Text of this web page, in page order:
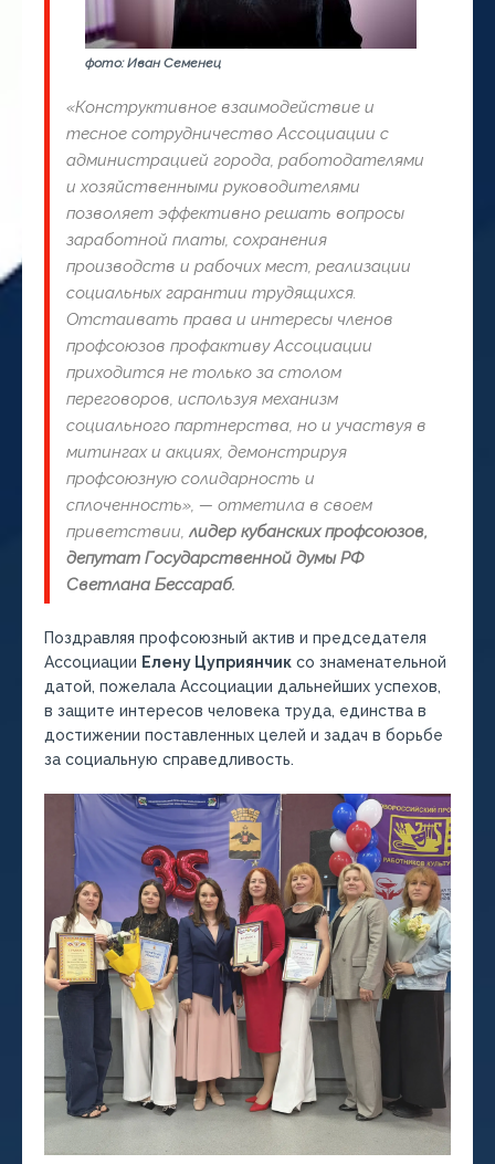
фото: Иван Семенец
«Конструктивное взаимодействие и
тесное сотрудничество Ассоциации с
администрацией города, работодателями
и хозяйственными руководителями
позволяет эффективно решать вопросы
заработной платы, сохранения
производств и рабочих мест, реализации
социальных гарантии трудящихся.
Отстаивать права и интересы членов
профсоюзов профактиву Ассоциации
приходится не только за столом
переговоров, используя механизм
социального партнерства, но и участвуя в
митингах и акциях, демонстрируя
профсоюзную солидарность и
сплоченность», — отметила в своем
приветствии, лидер кубанских профсоюзов,
депутат Государственной думы РФ
Светлана Бессараб.
Поздравляя профсоюзный актив и председателя
Ассоциации Елену Цуприянчик со знаменательной
датой, пожелала Ассоциации дальнейших успехов,
в защите интересов человека труда, единства в
достижении поставленных целей и задач в борьбе
за социальную справедливость.